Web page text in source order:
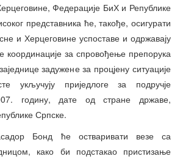
Федерације БиХ и Републике
представника ће, такође, осигурати
и Херцеговине успоставе и одржавају
за спровођење препорука
задужене за процјену ситуације
укључују приједлоге за подручје
годину, дате од стране државе,
Српске.
Бонд ће остваривати везе са
како би подстакао пристизање